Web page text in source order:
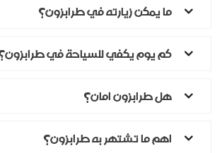
ما يمكن زيارته في طرابزون؟
كم يوم يكفي للسياحة في
هل طرابزون امان؟
اهم ما تشتهر به طرابزون؟